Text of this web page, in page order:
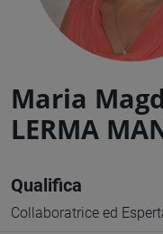
Maria
LERMA
Qualifica
Collaboratrice ed